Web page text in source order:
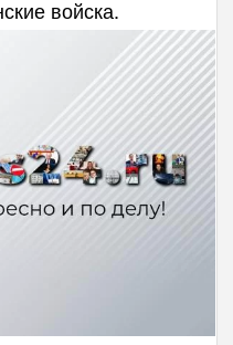
войска.